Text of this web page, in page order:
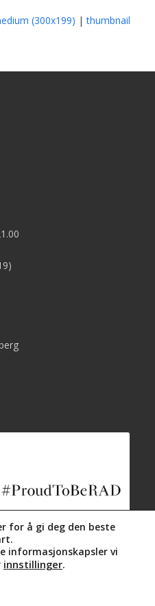
(300x199) |thumbnail
for å gi deg den beste
informasjonskapsler vi
innstillinger.